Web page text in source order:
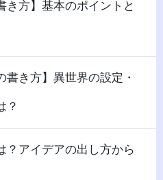
き方】基本のポイントと
書き方】異世界の設定・
？
？アイデアの出し方から